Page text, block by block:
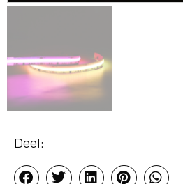
Deel: